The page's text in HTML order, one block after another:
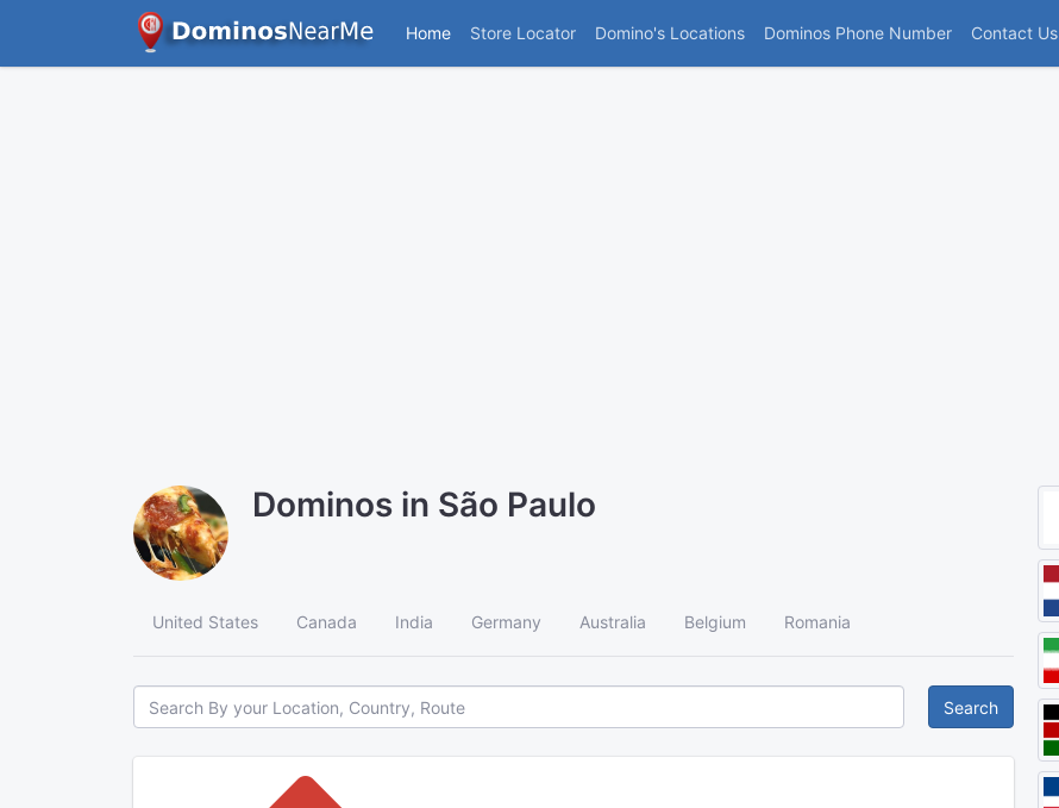
Home Store Locator Domino's Locations(current)
Dominos Phone Number Contact Us
Dominos in São Paulo
United States Canada India Germany Australia Belgium Romania
Search